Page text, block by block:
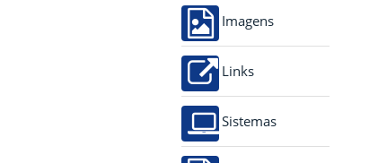
Imagens
Links
Sistemas